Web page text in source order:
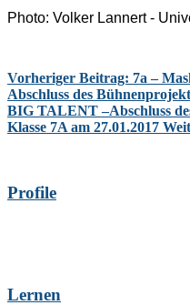
Photo: Volker Lannert -
Vorheriger Beitrag: 7a –
Abschluss des
BIG TALENT –Abschluss
Klasse 7A am 27.01.2017
Profile
Lernen